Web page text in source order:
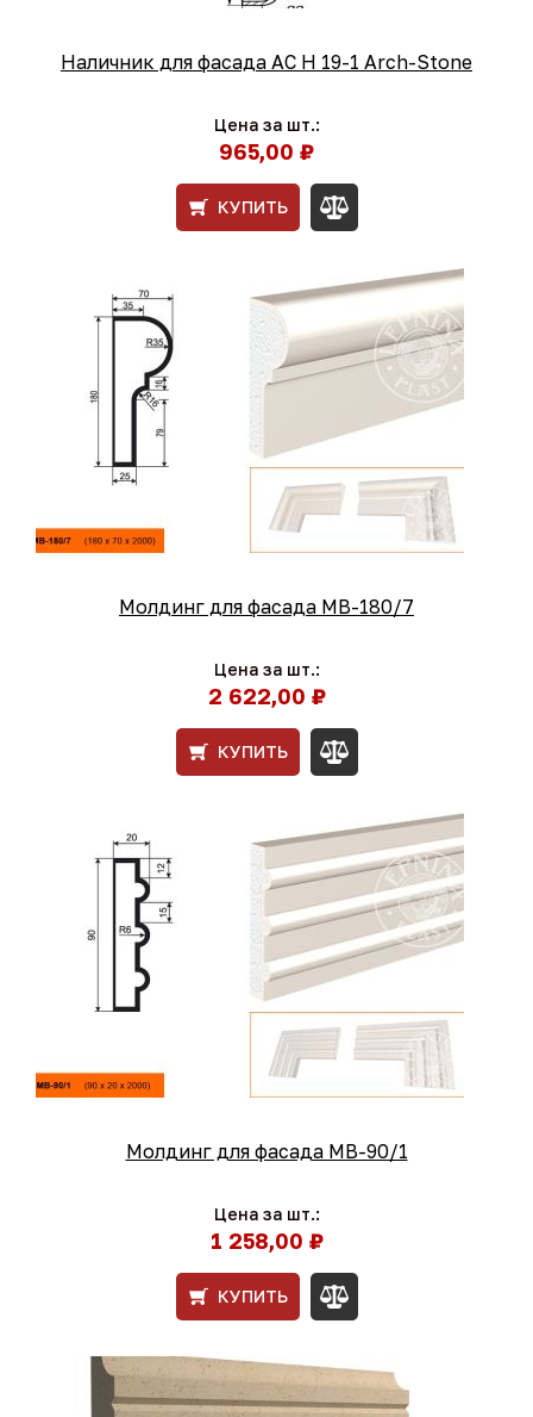
Наличник для фасада AC Н 19-1 Arch-Stone
Цена за шт.:
965,00 ₽
КУПИТЬ
Молдинг для фасада МВ-180/7
Цена за шт.:
2 622,00 ₽
КУПИТЬ
Молдинг для фасада МВ-90/1
Цена за шт.:
1 258,00 ₽
КУПИТЬ